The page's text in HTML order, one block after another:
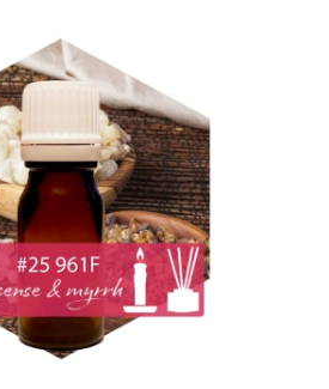
do koszyka